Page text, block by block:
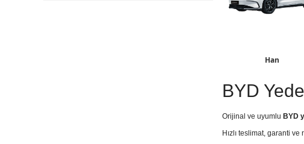
Han
BYD
Orijinal ve uyumlu BYD
Hızlı teslimat, garanti